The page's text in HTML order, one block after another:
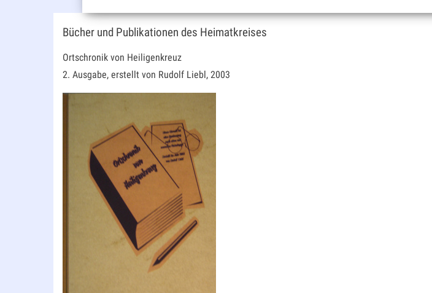
Bücher und Publikationen des Heimatkreises
Ortschronik von Heiligenkreuz
2. Ausgabe, erstellt von Rudolf Liebl, 2003